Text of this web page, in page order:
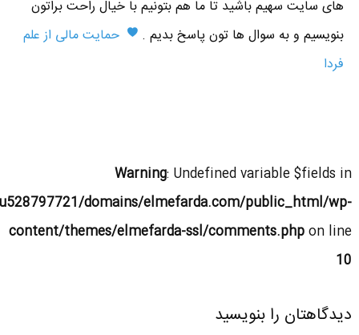
های سایت سهیم باشید تا ما هم بتونیم با خیال راحت براتون
بنویسیم و به سوال ها تون پاسخ بدیم .
حمایت مالی از علم
فردا
Warning: Undefined variable $fields in
domains/elmefarda.com/public_html/wp-
content/themes/elmefarda-ssl/comments.phpon line
10
دیدگاهتان را بنویسید